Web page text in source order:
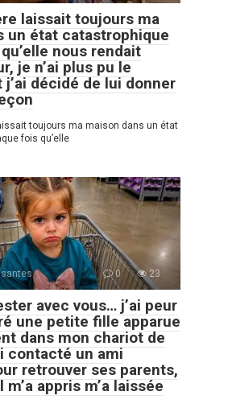
laissait toujours ma
un état catastrophique
nous rendait
je n’ai plus pu le
décidé de lui donner
toujours ma maison dans un état
fois qu’elle
0 23
avec vous… j’ai peur
une petite fille apparue
dans mon chariot de
contacté un ami
retrouver ses parents,
m’a appris m’a laissée